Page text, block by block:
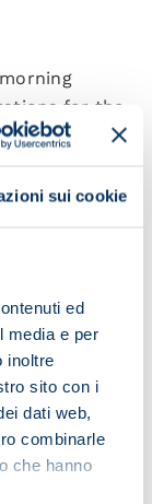
sui cookie
ed
media e per
inoltre
sito con i
dati web,
combinarle
che hanno
for the
the Stadio
game.
and set-
physio.